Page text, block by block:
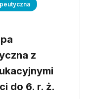
z
do 6. r. ż.